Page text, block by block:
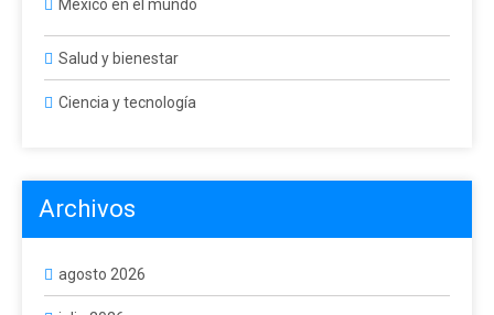
México en el mundo
Salud y bienestar
Ciencia y tecnología
Archivos
agosto 2026